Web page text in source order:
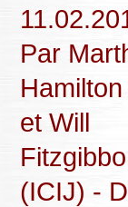
Par
et Will
(ICIJ) -